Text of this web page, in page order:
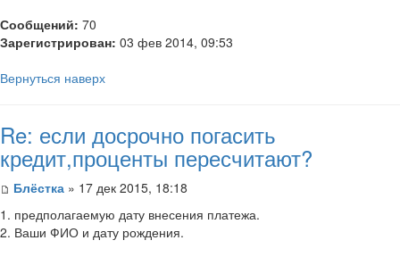
Сообщений: 70
Зарегистрирован: 03 фев 2014, 09:53
Вернуться наверх
Re: если досрочно погасить
кредит,проценты пересчитают?
Блёстка » 17 дек 2015, 18:18
1. предполагаемую дату внесения платежа.
2. Ваши ФИО и дату рождения.